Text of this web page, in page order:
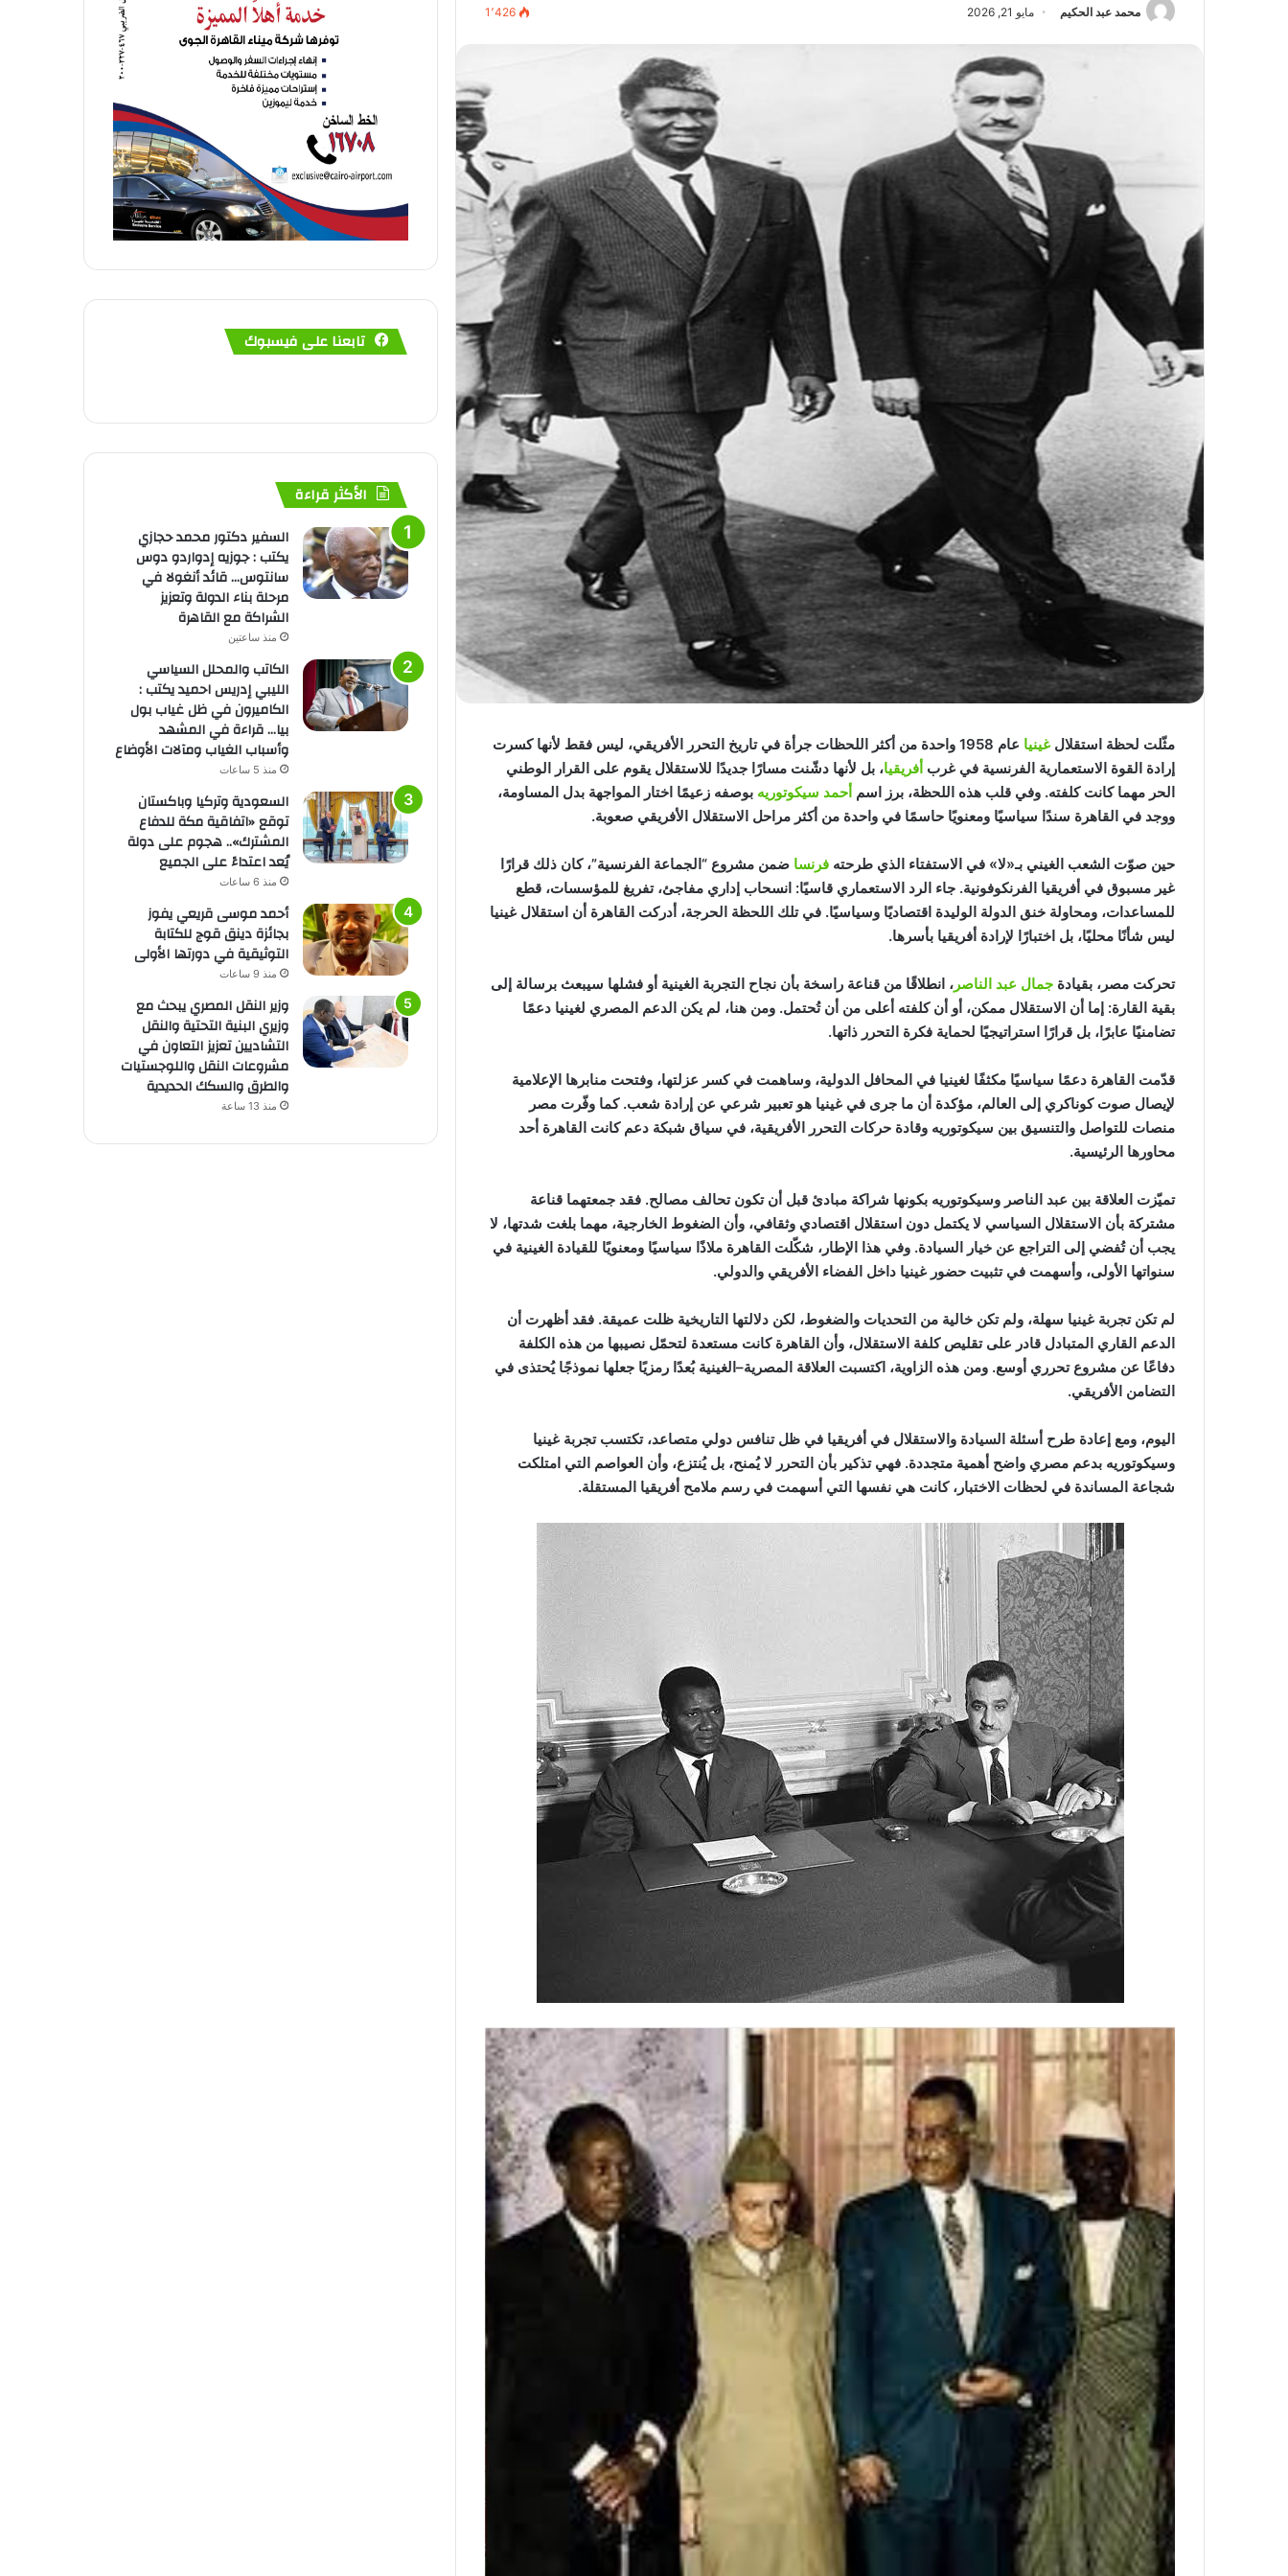
محمد عبد الحكيم مايو 21, 2026 1٬426
مثّلت لحظة استقلال غينيا
عام 1958 واحدة من أكثر اللحظات جرأة في تاريخ التحرر الأفريقي، ليس فقط لأنها كسرت
إرادة القوة الاستعمارية الفرنسية في غرب أفريقيا، بل لأنها دشّنت مسارًا جديدًا للاستقلال يقوم على القرار الوطني
الحر مهما كانت كلفته. وفي قلب هذه اللحظة، برز اسم أحمد سيكوتوريه بوصفه زعيمًا اختار المواجهة بدل المساومة،
ووجد في القاهرة سندًا سياسيًا ومعنويًا حاسمًا في واحدة من أكثر مراحل الاستقلال الأفريقي صعوبة.
حين صوّت الشعب الغيني بـ«لا» في الاستفتاء الذي طرحته فرنسا ضمن مشروع “الجماعة الفرنسية”، كان ذلك قرارًا
غير مسبوق في أفريقيا الفرنكوفونية. جاء الرد الاستعماري قاسيًا: انسحاب إداري مفاجئ، تفريغ للمؤسسات، قطع
للمساعدات، ومحاولة خنق الدولة الوليدة اقتصاديًا وسياسيًا. في تلك اللحظة الحرجة، أدركت القاهرة أن استقلال غينيا
ليس شأنًا محليًا، بل اختبارًا لإرادة أفريقيا بأسرها.
تحركت مصر، بقيادة جمال عبد الناصر ، انطلاقًا من قناعة راسخة بأن نجاح التجربة الغينية أو فشلها سيبعث برسالة إلى
بقية القارة: إما أن الاستقلال ممكن، أو أن كلفته أعلى من أن تُحتمل. ومن هنا، لم يكن الدعم المصري لغينيا دعمًا
تضامنيًا عابرًا، بل قرارًا استراتيجيًا لحماية فكرة التحرر ذاتها.
قدّمت القاهرة دعمًا سياسيًا مكثفًا لغينيا في المحافل الدولية، وساهمت في كسر عزلتها، وفتحت منابرها الإعلامية
لإيصال صوت كوناكري إلى العالم، مؤكدة أن ما جرى في غينيا هو تعبير شرعي عن إرادة شعب. كما وفّرت مصر
منصات للتواصل والتنسيق بين سيكوتوريه وقادة حركات التحرر الأفريقية، في سياق شبكة دعم كانت القاهرة أحد
محاورها الرئيسية.
تميّزت العلاقة بين عبد الناصر وسيكوتوريه بكونها شراكة مبادئ قبل أن تكون تحالف مصالح. فقد جمعتهما قناعة
مشتركة بأن الاستقلال السياسي لا يكتمل دون استقلال اقتصادي وثقافي، وأن الضغوط الخارجية، مهما بلغت شدتها، لا
يجب أن تُفضي إلى التراجع عن خيار السيادة. وفي هذا الإطار، شكّلت القاهرة ملاذًا سياسيًا ومعنويًا للقيادة الغينية في
سنواتها الأولى، وأسهمت في تثبيت حضور غينيا داخل الفضاء الأفريقي والدولي.
لم تكن تجربة غينيا سهلة، ولم تكن خالية من التحديات والضغوط، لكن دلالتها التاريخية ظلت عميقة. فقد أظهرت أن
الدعم القاري المتبادل قادر على تقليص كلفة الاستقلال، وأن القاهرة كانت مستعدة لتحمّل نصيبها من هذه الكلفة
دفاعًا عن مشروع تحرري أوسع. ومن هذه الزاوية، اكتسبت العلاقة المصرية–الغينية بُعدًا رمزيًا جعلها نموذجًا يُحتذى في
التضامن الأفريقي.
اليوم، ومع إعادة طرح أسئلة السيادة والاستقلال في أفريقيا في ظل تنافس دولي متصاعد، تكتسب تجربة غينيا
وسيكوتوريه بدعم مصري واضح أهمية متجددة. فهي تذكير بأن التحرر لا يُمنح، بل يُنتزع، وأن العواصم التي امتلكت
شجاعة المساندة في لحظات الاختبار، كانت هي نفسها التي أسهمت في رسم ملامح أفريقيا المستقلة.
تابعنا على فيسبوك
الأكثر قراءة
السفير دكتور محمد حجازي
يكتب : جوزيه إدواردو دوس
سانتوس… قائد أنغولا في
مرحلة بناء الدولة وتعزيز
الشراكة مع القاهرة
منذ ساعتين
الكاتب والمحلل السياسي
الليبي إدريس احميد يكتب :
الكاميرون في ظل غياب بول
بيا… قراءة في المشهد
وأسباب الغياب ومآلات الأوضاع
منذ 5 ساعات
السعودية وتركيا وباكستان
توقع «اتفاقية مكة للدفاع
المشترك».. هجوم على دولة
يُعد اعتداءً على الجميع
منذ 6 ساعات
أحمد موسى قريعي يفوز
بجائزة دينق قوج للكتابة
التوثيقية في دورتها الأولى
منذ 9 ساعات
وزير النقل المصري يبحث مع
وزيري البنية التحتية والنقل
التشاديين تعزيز التعاون في
مشروعات النقل واللوجستيات
والطرق والسكك الحديدية
منذ 13 ساعة